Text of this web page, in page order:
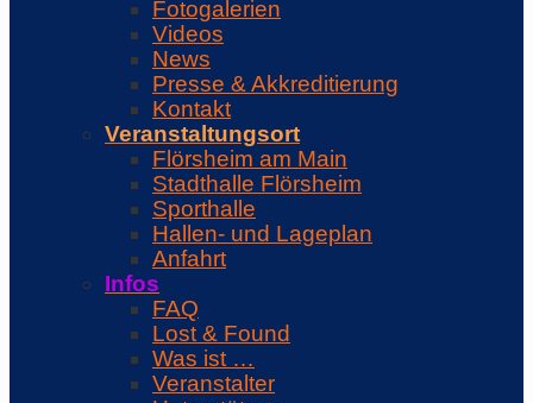
Fotogalerien
Videos
News
Presse & Akkreditierung
Kontakt
Veranstaltungsort
Flörsheim am Main
Stadthalle Flörsheim
Sporthalle
Hallen- und Lageplan
Anfahrt
Infos
FAQ
Lost & Found
Was ist …
Veranstalter